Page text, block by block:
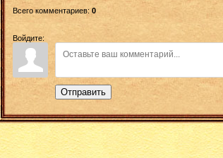
Всего комментариев: 0
Войдите:
Отправить